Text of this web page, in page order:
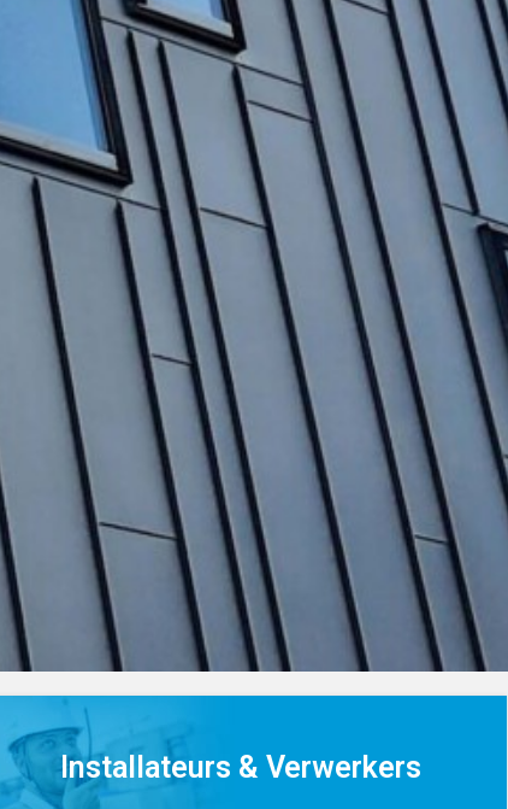
Installateurs & Verwerkers